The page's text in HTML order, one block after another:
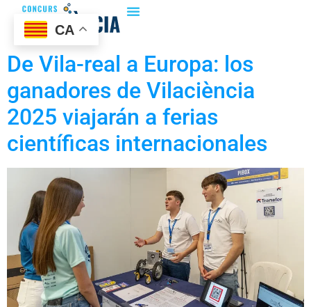
De Vila-real a Europa: los
ganadores de Vilaciència
2025 viajarán a ferias
científicas internacionales
CA